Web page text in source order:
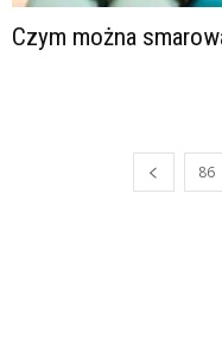
Czym można
86